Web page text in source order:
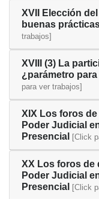
XVII Elección
buenas
trabajos]
XVIII (3) La
¿parámetro
para ver trabajos]
XIX Los foros
Poder Judicial
Presencial
[Click
XX Los foros de
Poder Judicial
Presencial
[Click